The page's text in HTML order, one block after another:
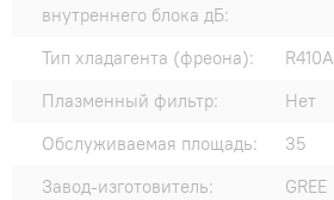
внутреннего блока дБ:
Тип хладагента (фреона):
R410A
Плазменный фильтр:
Нет
Обслуживаемая площадь:
35
Завод-изготовитель:
GREE